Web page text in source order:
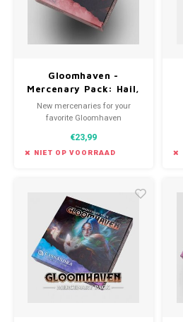
Gloomhaven -
Mercenary Pack: Hail,
Irritable Enchanter
New mercenaries for your
favorite Gloomhaven
€23,99
NIET OP VOORRAAD